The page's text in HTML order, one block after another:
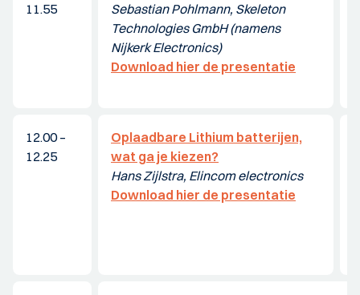
11.55
Sebastian Pohlmann, Skeleton
Technologies GmbH (namens
Nijkerk Electronics)
Download hier de presentatie
12.00 –
12.25
Oplaadbare Lithium batterijen,
wat ga je kiezen?
Hans Zijlstra, Elincom electronics
Download hier de presentatie